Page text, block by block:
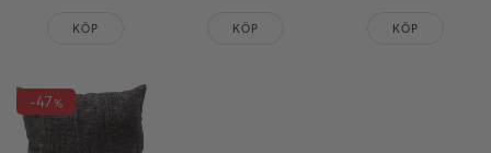
KÖP KÖP KÖP
47%